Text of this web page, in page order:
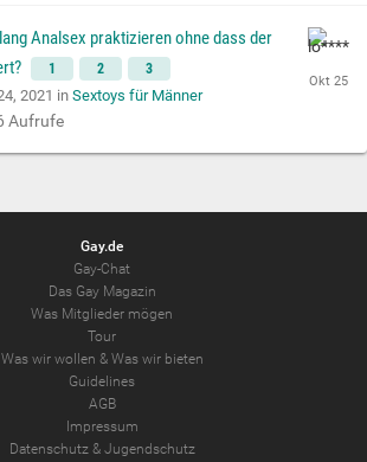
Analsex praktizieren ohne dass der
1 2 3
2021 in Sextoys für Männer
Aufrufe
Gay.de
Gay-Chat
Das Gay Magazin
Was Mitglieder mögen
Tour
Was wir wollen & Was wir bieten
Guidelines
AGB
Impressum
Datenschutz& Jugendschutz